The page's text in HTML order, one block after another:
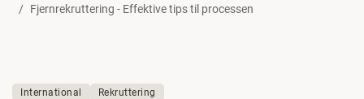
Fjernrekruttering - Effektive tips til processen
International Rekruttering